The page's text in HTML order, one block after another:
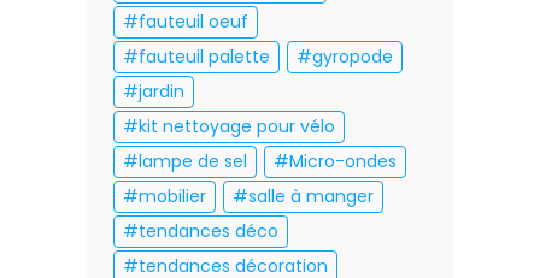
fauteuil oeuf
fauteuil palette
gyropode
jardin
kit nettoyage pour vélo
lampe de sel
Micro-ondes
mobilier
salle à manger
tendances déco
tendances décoration